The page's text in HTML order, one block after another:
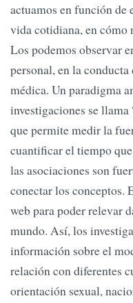
actuamos en función de
vida cotidiana, en cómo
Los podemos observar
personal, en la
médica. Un paradigma
investigaciones se
que permite medir la
cuantificar el tiempo
las asociaciones son
conectar los conceptos.
web para poder relevar
mundo. Así, los
información sobre el
relación con diferentes
orientación sexual,